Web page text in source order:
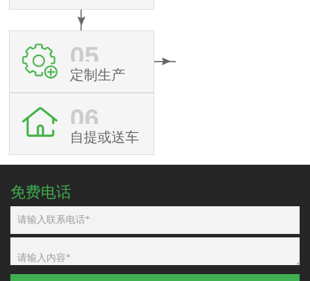
05
定制生产
06
自提或送车
免费电话